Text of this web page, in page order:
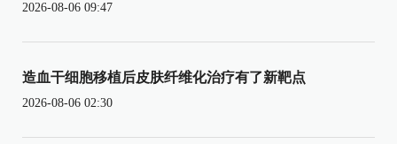
2026-08-06 09:47
造血干细胞移植后皮肤纤维化治疗有了新靶点
2026-08-06 02:30